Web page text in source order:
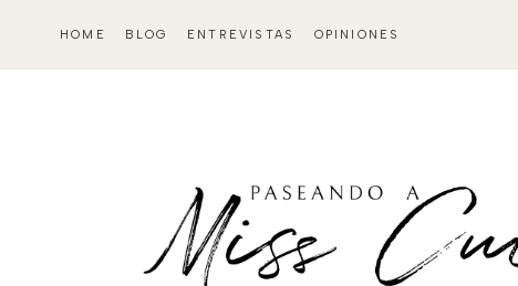
HOME BLOG ENTREVISTAS OPINIONES